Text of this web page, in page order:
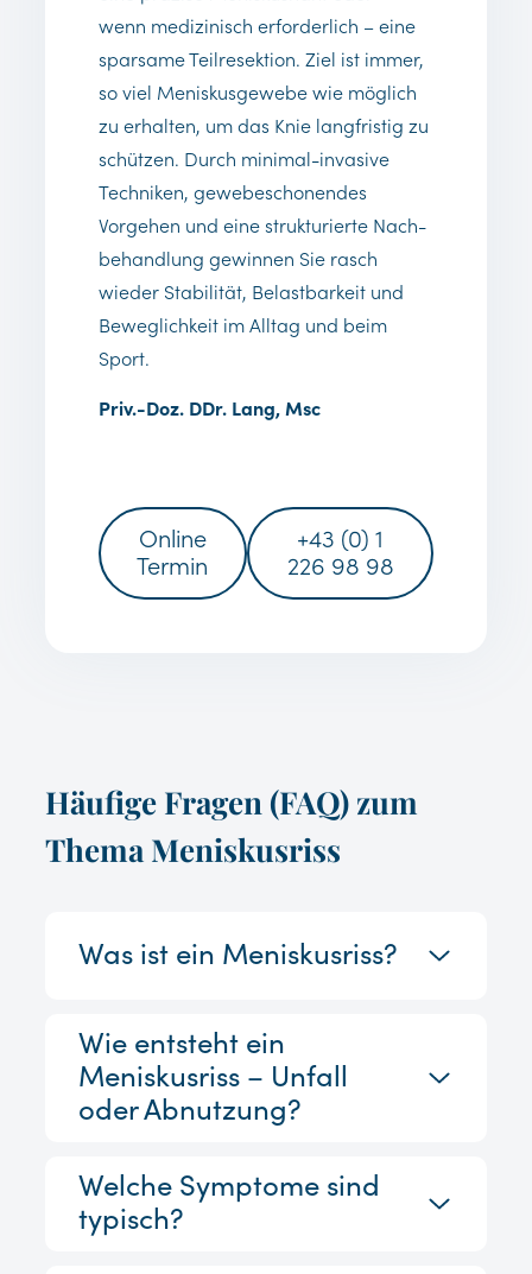
wenn medizinisch erforderlich – eine
sparsame Teilresektion. Ziel ist immer,
so viel Meniskusgewebe wie möglich
zu erhalten, um das Knie langfristig zu
schützen. Durch minimal-invasive
Techniken, gewebeschonendes
Vorgehen und eine strukturierte Nach-
behandlung gewinnen Sie rasch
wieder Stabilität, Belastbarkeit und
Beweglichkeit im Alltag und beim
Sport.
Priv.-Doz. DDr. Lang, Msc
Online
Termin
+43 (0) 1
226 98 98
Häufige Fragen (FAQ) zum
Thema Meniskusriss
Was ist ein Meniskusriss?
Wie entsteht ein
Meniskusriss – Unfall
oder Abnutzung?
Welche Symptome sind
typisch?